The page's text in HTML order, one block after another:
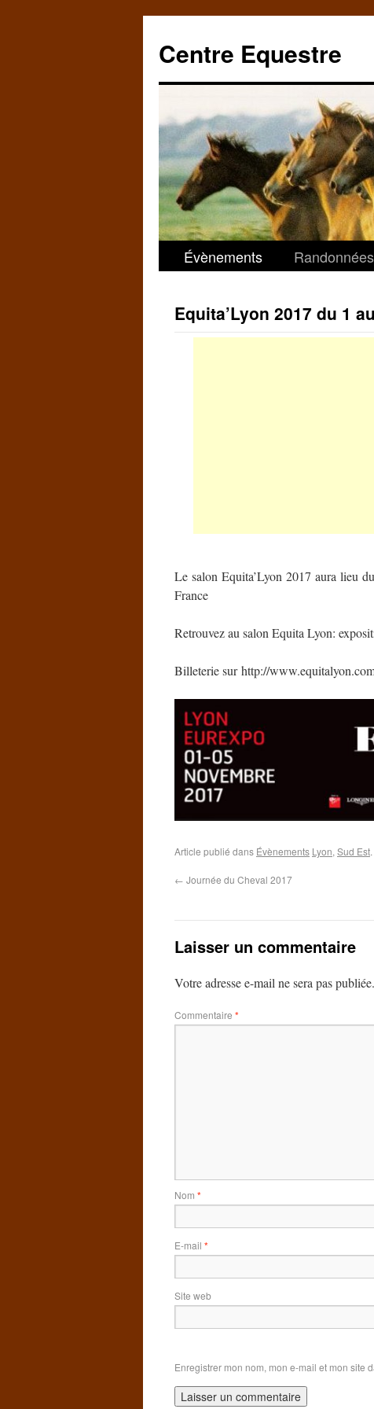
Centre Equestre
Évènements Randonnées
Equita’Lyon 2017 du 1
Le salon Equita’Lyon 2017 aura lieu
France
Retrouvez au salon Equita Lyon:
Billeterie sur http://
Article publié dans Évènements Lyon,Sud Est.
← Journée du Cheval 2017
Laisser un commentaire
Votre adresse e-mail ne sera pas publiée.
Commentaire *
Nom *
E-mail *
Site web
Enregistrer mon nom, mon e-mail et mon site